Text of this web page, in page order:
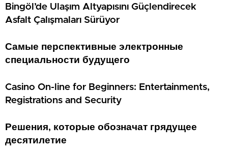
Bingöl’de Ulaşım Altyapısını Güçlendirecek
Asfalt Çalışmaları Sürüyor
Самые перспективные электронные
специальности будущего
Casino On-line for Beginners: Entertainments,
Registrations and Security
Решения, которые обозначат грядущее
десятилетие